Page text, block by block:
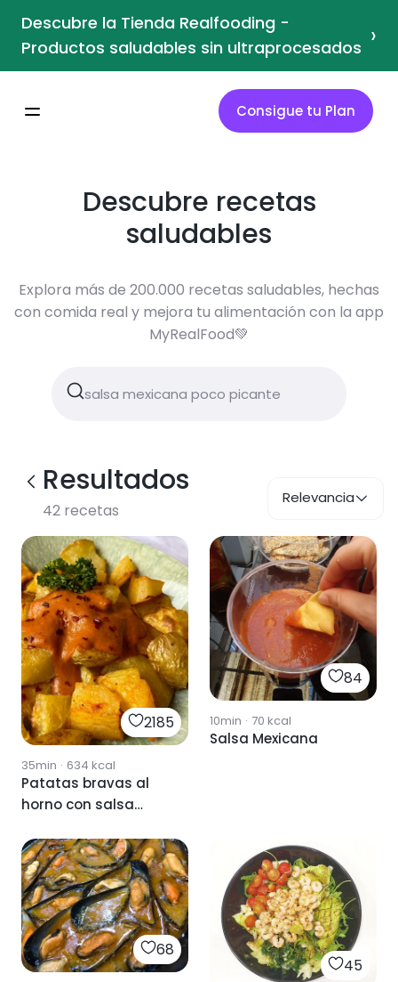
Descubre la Tienda Realfooding -
Productos saludables sin ultraprocesados ›
Consigue tu Plan
Descubre recetas
saludables
Explora más de 200.000 recetas saludables, hechas
con comida real y mejora tu alimentación con la app
MyRealFood💚
Resultados
42 recetas
Relevancia
2185
35min · 634 kcal
Patatas bravas al
horno con salsa
84
10min · 70 kcal
Salsa Mexicana
68
45